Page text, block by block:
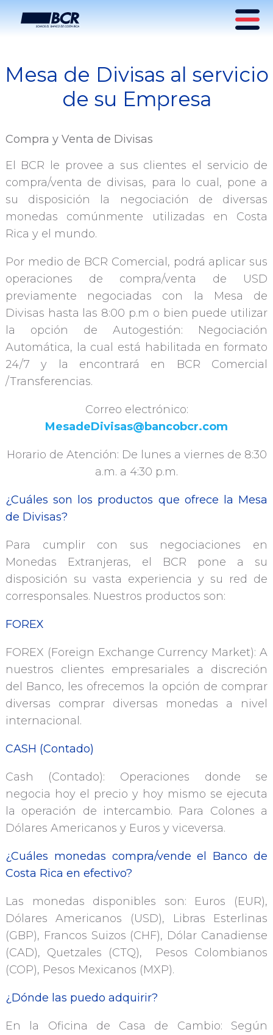
Mesa de Divisas para
Empresas
Mesa de Divisas al servicio
de su Empresa
Compra y Venta de Divisas
El BCR le provee a sus clientes el servicio de
compra/venta de divisas, para lo cual, pone a
su disposición la negociación de diversas
monedas comúnmente utilizadas en Costa
Rica y el mundo.
Por medio de BCR Comercial, podrá aplicar sus
operaciones de compra/venta de USD
previamente negociadas con la Mesa de
Divisas hasta las 8:00 p.m o bien puede utilizar
la opción de Autogestión: Negociación
Automática, la cual está habilitada en formato
24/7 y la encontrará en BCR Comercial
/Transferencias.
Correo electrónico:
MesadeDivisas@bancobcr.com
Horario de Atención: De lunes a viernes de 8:30
a.m. a 4:30 p.m.
¿Cuáles son los productos que ofrece la Mesa
de Divisas?
Para cumplir con sus negociaciones en
Monedas Extranjeras, el BCR pone a su
disposición su vasta experiencia y su red de
corresponsales. Nuestros productos son:
FOREX
FOREX (Foreign Exchange Currency Market): A
nuestros clientes empresariales a discreción
del Banco, les ofrecemos la opción de comprar
diversas comprar diversas monedas a nivel
internacional.
CASH (Contado)
Cash (Contado): Operaciones donde se
negocia hoy el precio y hoy mismo se ejecuta
la operación de intercambio. Para Colones a
Dólares Americanos y Euros y viceversa.
¿Cuáles monedas compra/vende el Banco de
Costa Rica en efectivo?
Las monedas disponibles son: Euros (EUR),
Dólares Americanos (USD), Libras Esterlinas
(GBP), Francos Suizos (CHF), Dólar Canadiense
(CAD), Quetzales (CTQ), Pesos Colombianos
(COP), Pesos Mexicanos (MXP).
¿Dónde las puedo adquirir?
En la Oficina de Casa de Cambio: Según